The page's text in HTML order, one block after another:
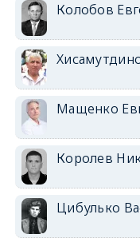
Колобов
Мащенко
Королев
Цибулько